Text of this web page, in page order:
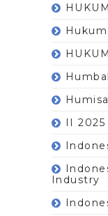
HUKUM
II 2025
Industry